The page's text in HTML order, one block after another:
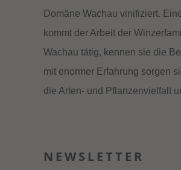
Domäne Wachau vinifiziert.
kommt der Arbeit der
Wachau tätig, kennen sie die
mit enormer Erfahrung sorgen
die Arten- und Pflanzenvielfalt
NEWSLETTER